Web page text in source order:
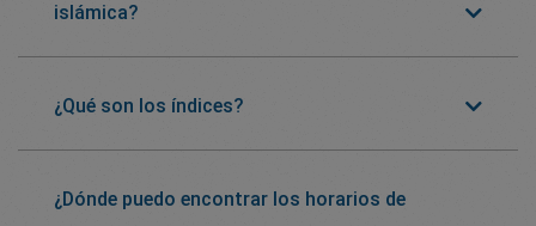
islámica?
¿Qué son los índices?
¿Dónde puedo encontrar los horarios de